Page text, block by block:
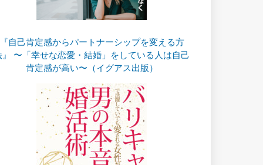
自己肯定感からパートナーシップを変える方
』 〜「幸せな恋愛・結婚」をしている人は自己
肯定感が高い〜（イグアス出版）